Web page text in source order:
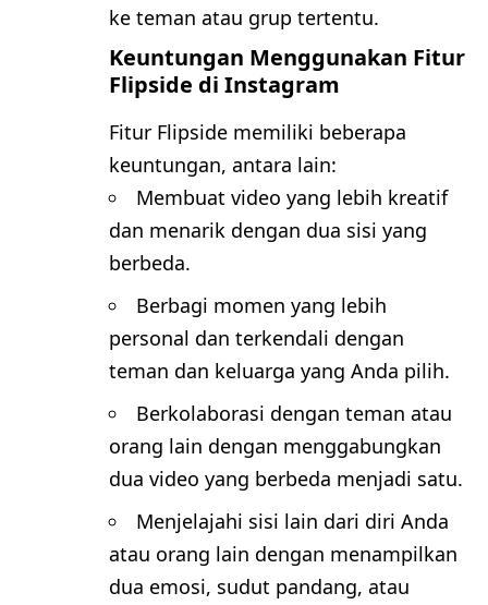
ke teman atau grup tertentu.
Keuntungan Menggunakan Fitur
Flipside di Instagram
Fitur Flipside memiliki beberapa
keuntungan, antara lain:
Membuat video yang lebih kreatif
dan menarik dengan dua sisi yang
berbeda.
Berbagi momen yang lebih
personal dan terkendali dengan
teman dan keluarga yang Anda pilih.
Berkolaborasi dengan teman atau
orang lain dengan menggabungkan
dua video yang berbeda menjadi satu.
Menjelajahi sisi lain dari diri Anda
atau orang lain dengan menampilkan
dua emosi, sudut pandang, atau